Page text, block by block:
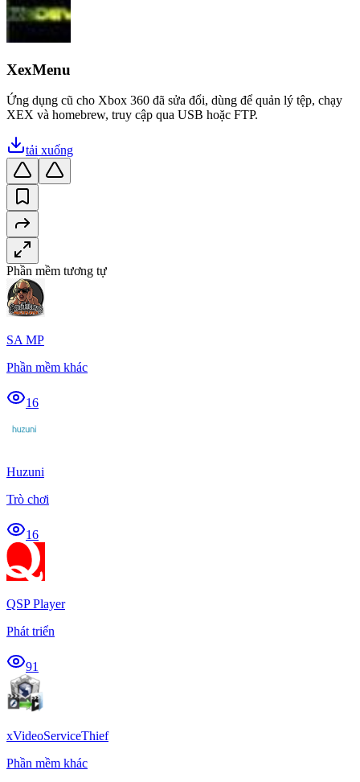
XexMenu
Ứng dụng cũ cho Xbox 360 đã sửa đổi, dùng để quản lý tệp, chạy
XEX và homebrew, truy cập qua USB hoặc FTP.
tải xuống
Phần mềm tương tự
SA MP
Phần mềm khác
16
Huzuni
Trò chơi
16
QSP Player
Phát triển
91
xVideoServiceThief
Phần mềm khác